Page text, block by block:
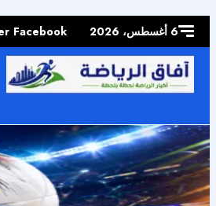
content6 أغسطس، 2026 Facebook
الرئيسية دوري روشن السعودي